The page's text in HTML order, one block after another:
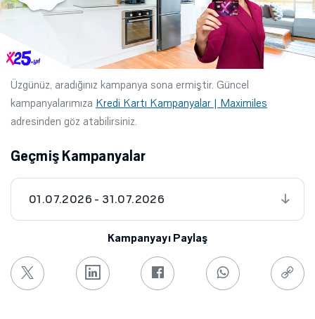
Üzgünüz, aradığınız kampanya sona ermiştir. Güncel
kampanyalarımıza Kredi Kartı Kampanyalar | Maximiles
adresinden göz atabilirsiniz.
Geçmiş Kampanyalar
01.07.2026 - 31.07.2026
Kampanyayı Paylaş